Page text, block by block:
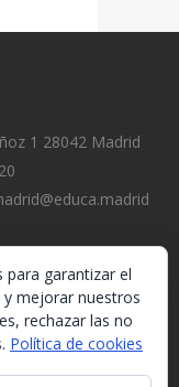
1 28042 Madrid
garantizar el
mejorar nuestros
rechazar las no
Política de cookies